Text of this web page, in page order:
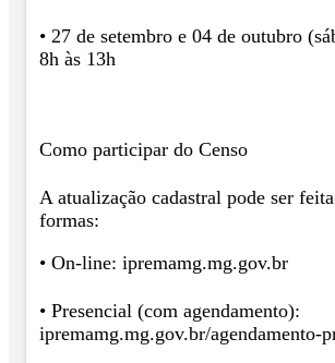
• 27 de setembro e 04 de outubro
8h às 13h
Como participar do Censo
A atualização cadastral pode ser
formas:
• On-line: ipremamg.mg.gov.br
• Presencial (com agendamento):
ipremamg.mg.gov.br/agendamento-